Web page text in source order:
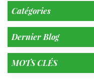
Catégories
Dernier Blog
MOTS CLÉS